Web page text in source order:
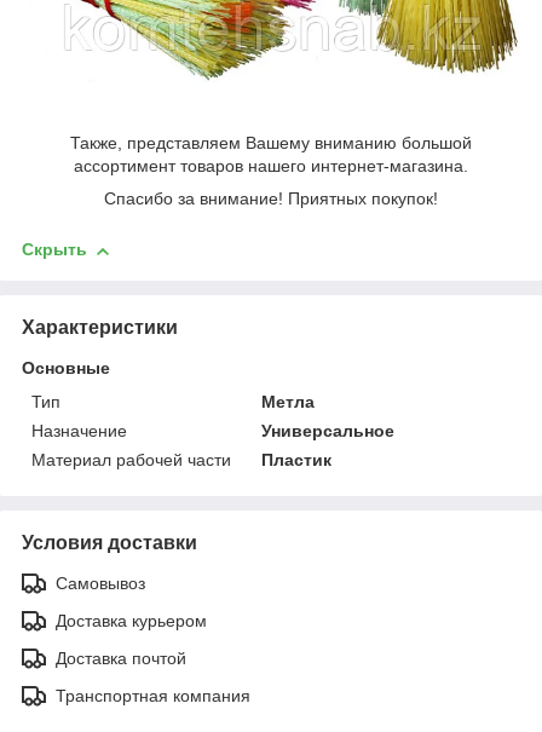
Также, представляем Вашему вниманию большой
ассортимент товаров нашего интернет-магазина.
Спасибо за внимание! Приятных покупок!
Скрыть
Характеристики
Основные
Тип
Метла
Назначение
Универсальное
Материал рабочей части
Пластик
Условия доставки
Самовывоз
Доставка курьером
Доставка почтой
Транспортная компания